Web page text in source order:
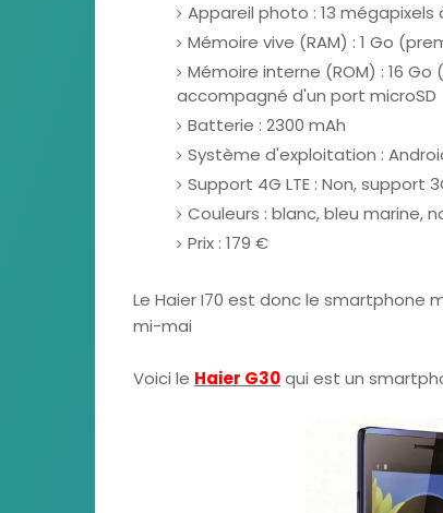
Appareil photo : 13
Mémoire vive (RAM) : 1 Go
Mémoire interne (ROM) : 16
accompagné d'un port microSD
Batterie : 2300 mAh
Système d'exploitation :
Support 4G LTE : Non, support
Couleurs : blanc, bleu marine,
Prix : 179 €
Le Haier I70 est donc le smartphone
mi-mai
Voici le Haier G30qui est un